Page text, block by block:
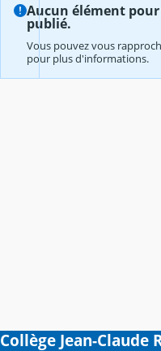
Aucun élément
publié.
Vous pouvez vous
pour plus d'informations.
Collège Jean-Claude